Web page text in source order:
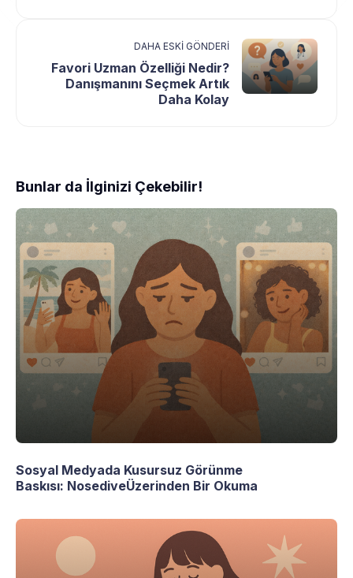
DAHA ESKI GÖNDERI
Favori Uzman Özelliği Nedir?
Danışmanını Seçmek Artık
Daha Kolay
Bunlar da İlginizi Çekebilir!
Sosyal Medyada Kusursuz Görünme
Baskısı: NosediveÜzerinden Bir Okuma